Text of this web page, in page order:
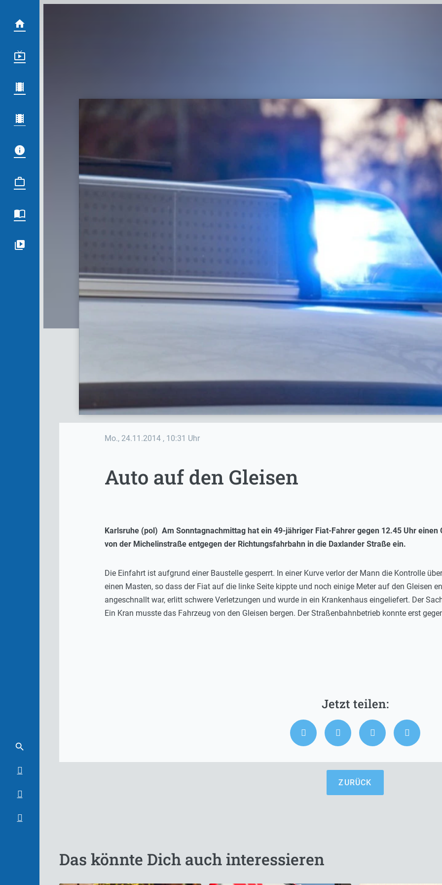
Mo., 24.11.2014 , 10:31 Uhr
Auto auf den Gleisen
Karlsruhe (pol) Am Sonntagnachmittag hat ein 49-jähriger Fiat-Fahrer gegen 12.45 Uhr
von der Michelinstraße entgegen der Richtungsfahrbahn in die Daxlander Straße ein.
Die Einfahrt ist aufgrund einer Baustelle gesperrt. In einer Kurve verlor der Mann die Kontrolle
einen Masten, so dass der Fiat auf die linke Seite kippte und noch einige Meter auf den Gleisen
angeschnallt war, erlitt schwere Verletzungen und wurde in ein Krankenhaus eingeliefert. Der
Ein Kran musste das Fahrzeug von den Gleisen bergen. Der Straßenbahnbetrieb konnte erst
ZURÜCK
Das könnte Dich auch interessieren